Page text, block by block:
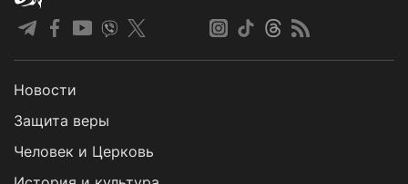
Новости
Защита веры
Человек и Церковь